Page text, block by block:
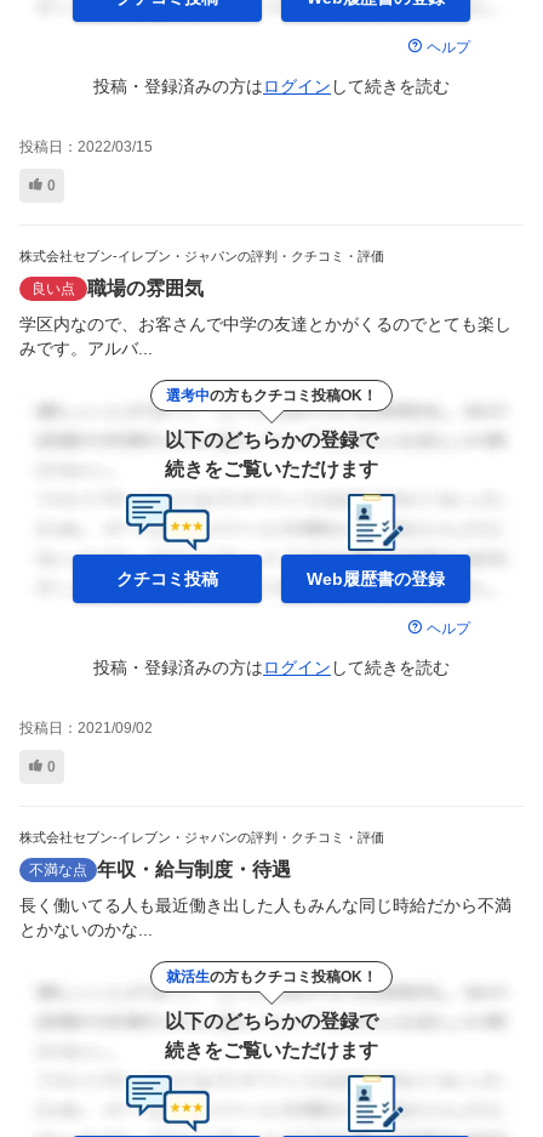
ヘルプ
投稿・登録済みの方はログイン して続きを読む
投稿日： 2022/03/15
0
株式会社セブン-イレブン・ジャパンの評判・クチコミ・評価
良い点 職場の雰囲気
学区内なので、お客さんで中学の友達とかがくるのでとても楽し
みです。アルバ...
選考中の方もクチコミ投稿OK！
以下のどちらかの登録で
続きをご覧いただけます
クチコミ投稿 Web履歴書の登録
ヘルプ
投稿・登録済みの方はログイン して続きを読む
投稿日： 2021/09/02
0
株式会社セブン-イレブン・ジャパンの評判・クチコミ・評価
不満な点 年収・給与制度・待遇
長く働いてる人も最近働き出した人もみんな同じ時給だから不満
とかないのかな...
就活生の方もクチコミ投稿OK！
以下のどちらかの登録で
続きをご覧いただけます